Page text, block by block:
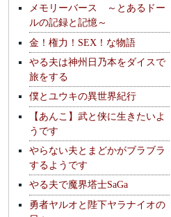
メモリーバース ～とあるドー
ルの記録と記憶～
金！権力！SEX！な物語
やる夫は神州日乃本をダイスで
旅をする
僕とユウキの異世界紀行
【あんこ】武と侠に生きたいよ
うです
やらない夫とまどかがブラブラ
するようです
やる夫で魔界塔士SaGa
勇者ヤルオと陛下ヤラナイオの